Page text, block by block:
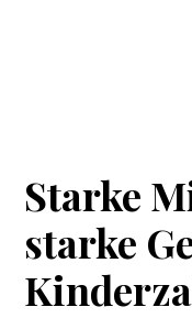
Starke
starke